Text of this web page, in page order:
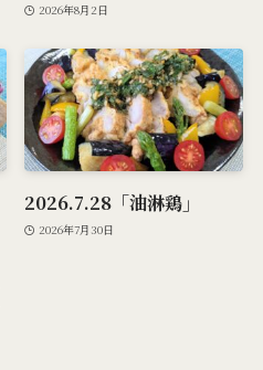
2026年8月2日
2026.7.28「油淋鶏」
2026年7月30日